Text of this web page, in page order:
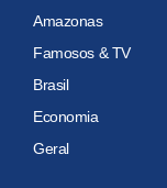
Amazonas
Famosos & TV
Brasil
Economia
Geral